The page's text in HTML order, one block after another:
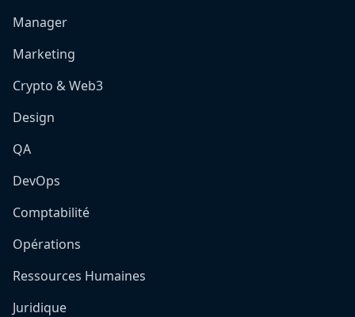
Manager
Marketing
Crypto & Web3
Design
QA
DevOps
Comptabilité
Opérations
Ressources Humaines
Juridique